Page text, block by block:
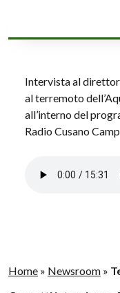
Intervista al
al terremoto
all’interno del
Radio Cusano
Home » Newsroom »